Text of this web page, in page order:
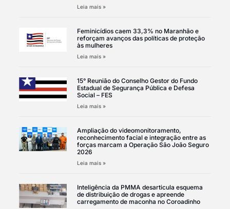
Leia mais »
Feminicídios caem 33,3% no Maranhão e
reforçam avanços das políticas de proteção
às mulheres
Leia mais »
15° Reunião do Conselho Gestor do Fundo
Estadual de Segurança Pública e Defesa
Social – FES
Leia mais »
Ampliação do videomonitoramento,
reconhecimento facial e integração entre as
forças marcam a Operação São João Seguro
2026
Leia mais »
Inteligência da PMMA desarticula esquema
de distribuição de drogas e apreende
carregamento de maconha no Coroadinho